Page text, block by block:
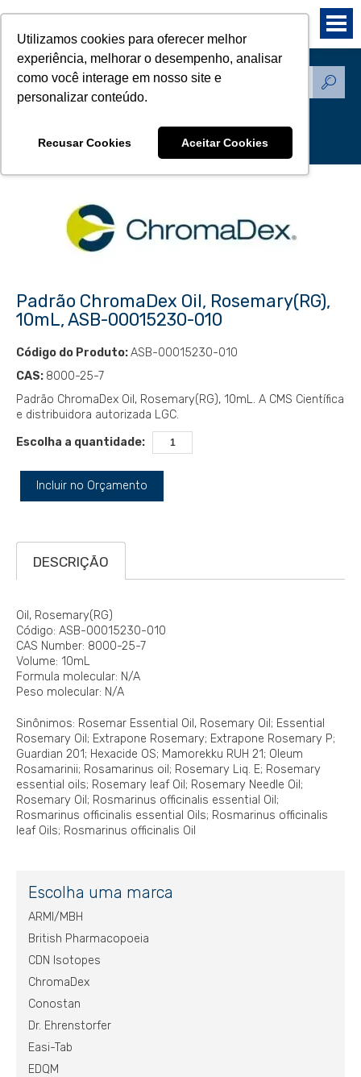
Utilizamos cookies para oferecer melhor
experiência, melhorar o desempenho, analisar
como você interage em nosso site e
personalizar conteúdo.
Recusar Cookies Aceitar Cookies
Produtos - Padrões de
Padrão ChromaDex Oil, Rosemary(RG),
10mL, ASB-00015230-010
Código do Produto:ASB-00015230-010
CAS: 8000-25-7
Padrão ChromaDex Oil, Rosemary(RG), 10mL. A CMS Científica
e distribuidora autorizada LGC.
Escolha a quantidade:
Incluir no Orçamento
DESCRIÇÃO
Oil, Rosemary(RG)
Código: ASB-00015230-010
CAS Number: 8000-25-7
Volume: 10mL
Formula molecular: N/A
Peso molecular: N/A
Sinônimos: Rosemar Essential Oil, Rosemary Oil; Essential
Rosemary Oil; Extrapone Rosemary; Extrapone Rosemary P;
Guardian 201; Hexacide OS; Mamorekku RUH 21; Oleum
Rosamarinii; Rosamarinus oil; Rosemary Liq. E; Rosemary
essential oils; Rosemary leaf Oil; Rosemary Needle Oil;
Rosemary Oil; Rosmarinus officinalis essential Oil;
Rosmarinus officinalis essential Oils; Rosmarinus officinalis
leaf Oils; Rosmarinus officinalis Oil
Escolha uma marca
ARMI/MBH
British Pharmacopoeia
CDN Isotopes
ChromaDex
Conostan
Dr. Ehrenstorfer
Easi-Tab
EDQM